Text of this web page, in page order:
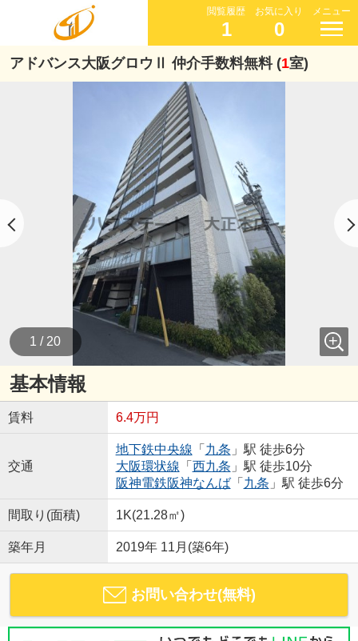
閲覧履歴
1
お気に入り
0
メニュー
アドバンス大阪グロウⅡ 仲介手数料無料 (1室)
1 / 20
基本情報
賃料 6.4万円
交通
地下鉄中央線 「 九条 」駅 徒歩6分
大阪環状線 「 西九条 」駅 徒歩10分
阪神電鉄阪神なんば「 九条 」駅 徒歩6分
間取り(面積) 1K(21.28㎡)
築年月 2019年 11月(築6年)
お問い合わせ(無料)